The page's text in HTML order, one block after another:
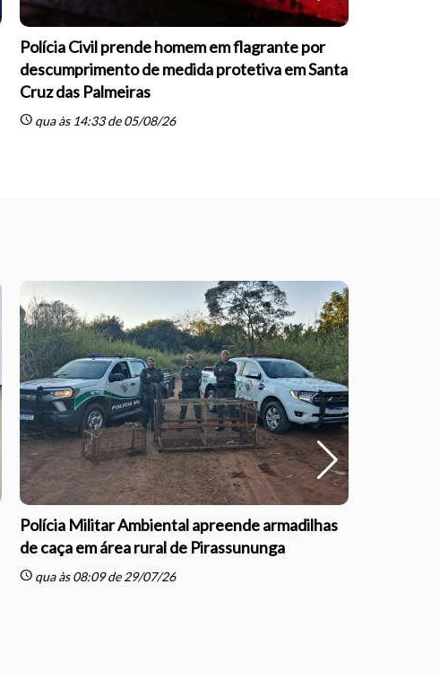
Polícia Civil prende homem em flagrante por
descumprimento de medida protetiva em Santa
Cruz das Palmeiras
schedule qua às 14:33 de 05/08/26
Polícia Militar Ambiental apreende armadilhas
de caça em área rural de Pirassununga
schedule qua às 08:09 de 29/07/26